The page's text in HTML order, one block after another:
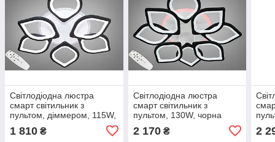
Світлодіодна люстра
смарт світильник з
пультом, діммером, 115W,
1 810 ₴
Світлодіодна люстра
смарт світильник з
пультом, 130W, чорна
2 170₴ 2